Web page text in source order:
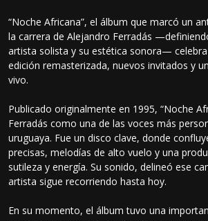
“Noche Africana”, el álbum que marcó un
la carrera de Alejandro Ferradás
artista solista y su estética sonora—
edición remasterizada, nuevos invitados y
vivo.
Publicado originalmente en 1995, “Noche
Ferradás como una de las voces más
uruguaya. Fue un disco clave, donde
precisas, melodías de alto vuelo y una
sutileza y energía. Su sonido, delineó ese
artista sigue recorriendo hasta hoy.
En su momento, el álbum tuvo una